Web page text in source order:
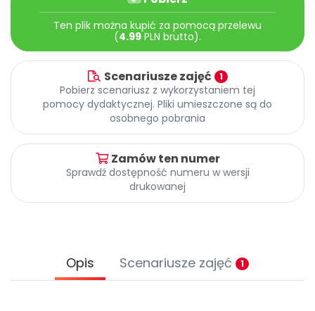
Archiwalne numery
Promocje
Ten plik można kupić za pomocą przelewu
(4.99 PLN brutto).
Scenariusze zajęć 1
Pobierz scenariusz z wykorzystaniem tej
pomocy dydaktycznej. Pliki umieszczone są do
osobnego pobrania
Zamów ten numer
Sprawdź dostępność numeru w wersji
drukowanej
Opis Scenariusze zajęć 1